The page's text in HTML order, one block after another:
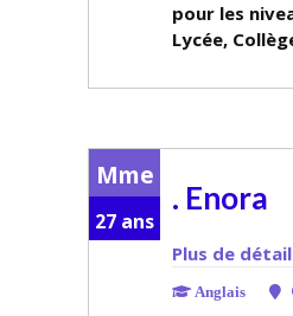
pour les
Lycée,
Mme
27 ans
. Enora
Plus de
Anglais